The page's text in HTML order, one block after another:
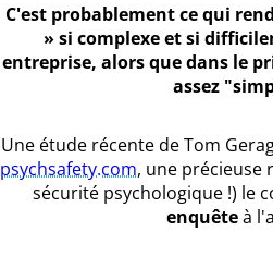
C'est probablement ce qui
» si complexe et si
entreprise, alors que dans le
assez
Une étude récente de Tom
psychsafety.com, une précieuse
sécurité psychologique !) le
enquêteà